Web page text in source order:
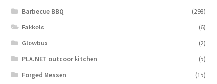
Barbecue BBQ
(298)
Fakkels
(6)
Glowbus
(2)
PLA.NET outdoor kitchen
(5)
Forged Messen
(15)